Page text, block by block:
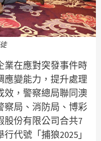
業在應對突發事件時
應變能力，提升處理
效，警察總局聯同澳
察局、消防局、博彩
股份有限公司合共7
代號「捕狼2025」